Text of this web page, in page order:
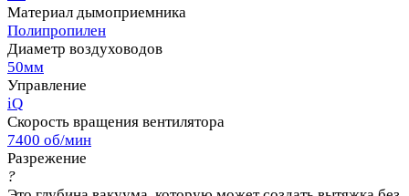
Материал дымоприемника
Полипропилен
Диаметр воздуховодов
50мм
Управление
iQ
Скорость вращения вентилятора
7400 об/мин
Разрежение
?